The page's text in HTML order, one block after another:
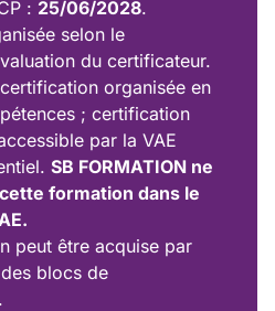
: 25/06/2028.
selon le
du certificateur.
organisée en
; certification
par la VAE
SB FORMATION ne
formation dans le
peut être acquise par
blocs de